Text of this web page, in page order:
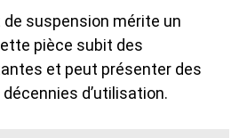
suspension mérite un
pièce subit des
et peut présenter des
d’utilisation.